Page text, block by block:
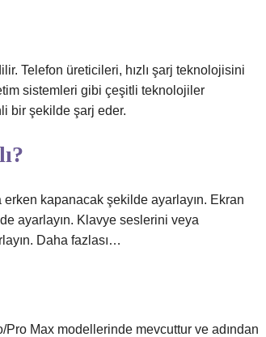
Telefon üreticileri, hızlı şarj teknolojisini
sistemleri gibi çeşitli teknolojiler
bir şekilde şarj eder.
erken kapanacak şekilde ayarlayın. Ekran
ayarlayın. Klavye seslerini veya
Daha fazlası…
Max modellerinde mevcuttur ve adından